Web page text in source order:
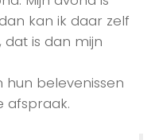
kan ik daar zelf
is dan mijn
hun belevenissen
afspraak.